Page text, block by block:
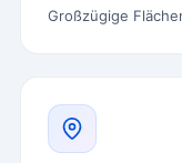
Großzügige